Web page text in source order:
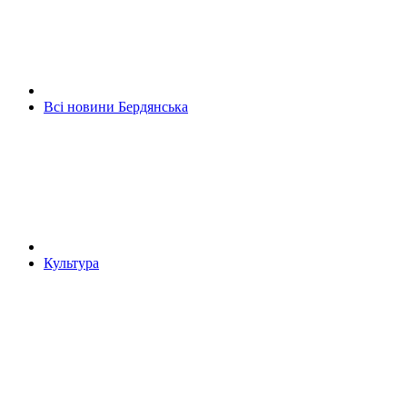
Всі новини Бердянська
Культура